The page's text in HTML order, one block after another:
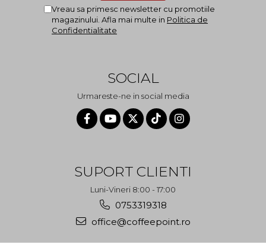
Vreau sa primesc newsletter cu promotiile
magazinului. Afla mai multe in Politica de
Confidentialitate
SOCIAL
Urmareste-ne in social media
SUPORT CLIENTI
Luni-Vineri 8:00 - 17:00
0753319318
office@coffeepoint.ro